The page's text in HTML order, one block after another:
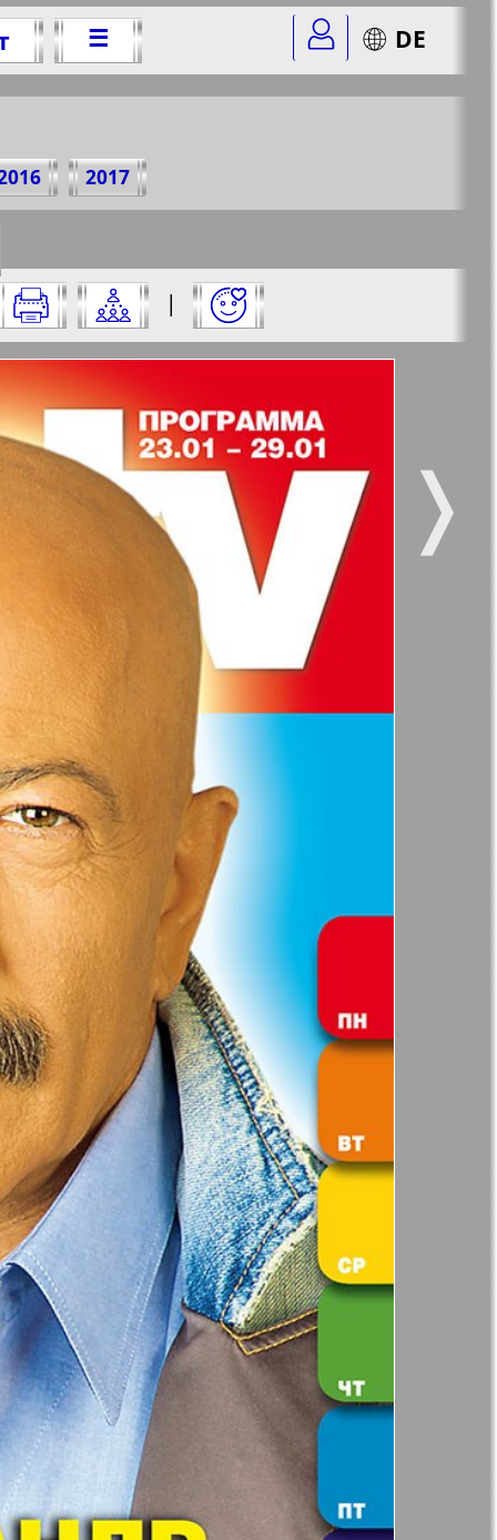
☰ DE
2017
52
47
|
и нажмите на нее:
6
41 42
47 48
53
59
65 66
71 72
❭
Город 511
Наше время
здоровье Panorama-mir
время Русский вояж
Анонс
Бизнес
Вестник-info
Wadim
Домашний
ресторан
Жизнь женщины